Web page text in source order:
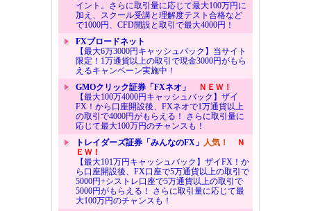
イント。さらに取引量に応じて最大100万円に
加え、スクール受講と理解度テスト合格など
で1000円、CFD開設と取引で最大4000円！
FXブロードネット
【最大6万3000円キャッシュバック】当サイト
限定！1万通貨以上の取引で現金3000円がもら
えるキャンペーン実施中！
GMOクリック証券「FXネオ」
ＮＥＷ！
【最大100万4000円キャッシュバック】ザイ
FX！から口座開設後、FXネオで1万通貨以上
の取引で4000円がもらえる！ さらに取引量に
応じて最大100万円のチャンスも！
トレイダーズ証券「みんなのFX」 人気！
Ｎ
ＥＷ！
【最大101万円キャッシュバック】ザイFX！か
ら口座開設後、FX口座で5万通貨以上の取引で
5000円+シストレ口座で5万通貨以上の取引で
5000円がもらえる！ さらに取引量に応じて最
大100万円のチャンスも！